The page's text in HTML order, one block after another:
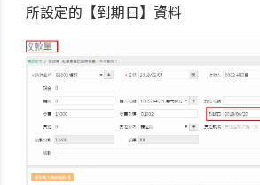
所設定的【到期日】資料